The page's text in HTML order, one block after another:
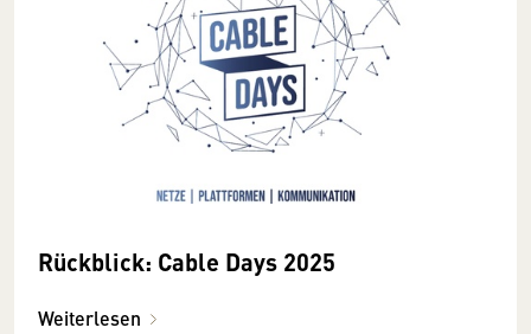
Rückblick: Cable Days 2025
Weiterlesen